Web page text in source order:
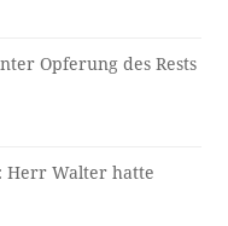
Opferung des Rests
Herr Walter hatte